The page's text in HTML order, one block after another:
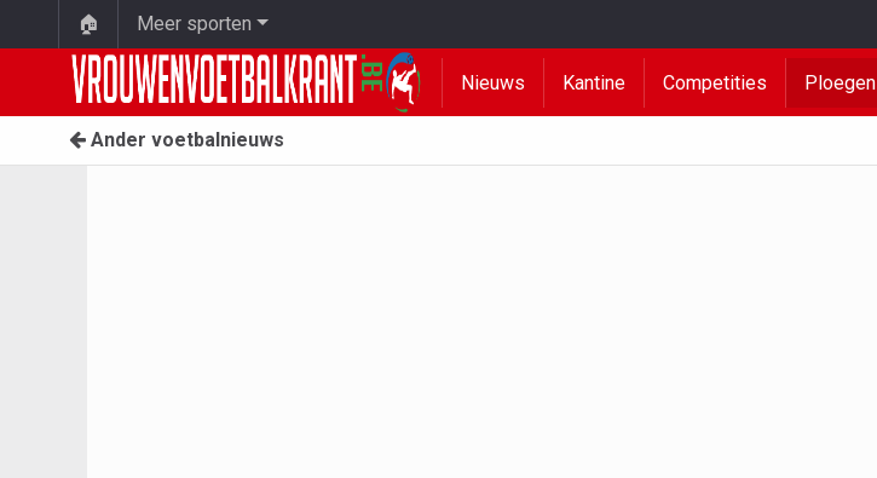
🏠 Meer sporten
Nieuws Kantine Competities Ploegen
Ander voetbalnieuws